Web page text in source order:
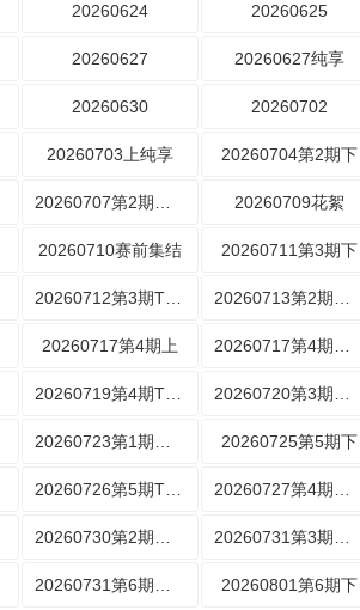
20260624 20260625
20260627 20260627纯享
20260630 20260702
20260703上纯享 20260704第2期下
20260709花絮
20260710赛前集结 20260711第3期下
20260717第4期上
20260725第5期下
20260801第6期下